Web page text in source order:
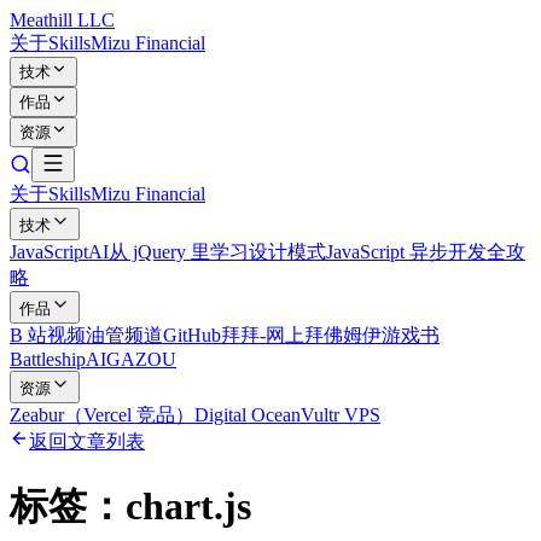
Meathill LLC
关于SkillsMizu Financial
技术
作品
资源
关于SkillsMizu Financial
技术
JavaScriptAI从 jQuery 里学习设计模式JavaScript 异步开发全攻
略
作品
B 站视频油管频道GitHub拜拜-网上拜佛姆伊游戏书
BattleshipAIGAZOU
资源
Zeabur（Vercel 竞品） Digital OceanVultr VPS
返回文章列表
标签： chart.js